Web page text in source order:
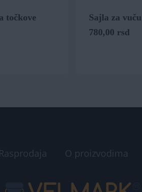
točkove
Sajla za vuču
780,00 rsd
O proizvodima